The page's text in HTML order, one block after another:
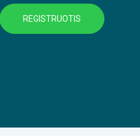
REGISTRUOTIS